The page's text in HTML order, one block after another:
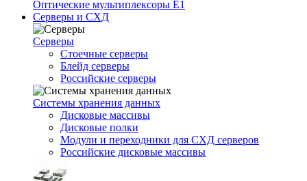
Оптические мультиплексоры Е1
Серверы и СХД
Серверы
Стоечные серверы
Блейд серверы
Российские серверы
Системы хранения данных
Дисковые массивы
Дисковые полки
Модули и переходники для СХД серверов
Российские дисковые массивы